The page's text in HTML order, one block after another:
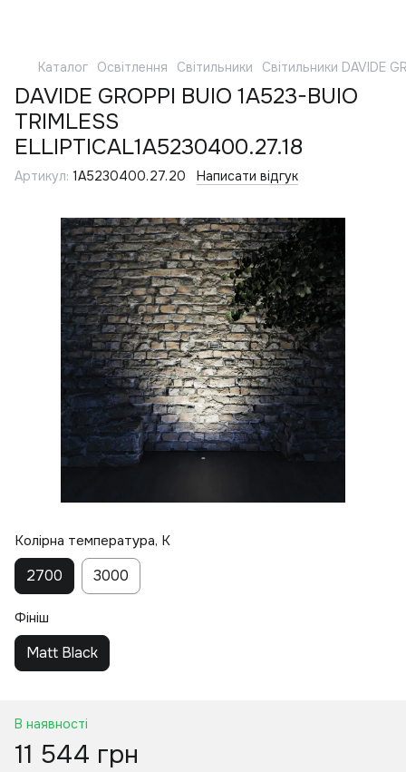
Каталог Освітлення Світильники Світильники DAVIDE
DAVIDE GROPPI BUIO 1A523-BUIO
TRIMLESS
ELLIPTICAL1A5230400.27.18
Артикул: 1A5230400.27.20 Написати відгук
Колірна температура, K
2700 3000
Фініш
Matt Black
В наявності
11 544 грн